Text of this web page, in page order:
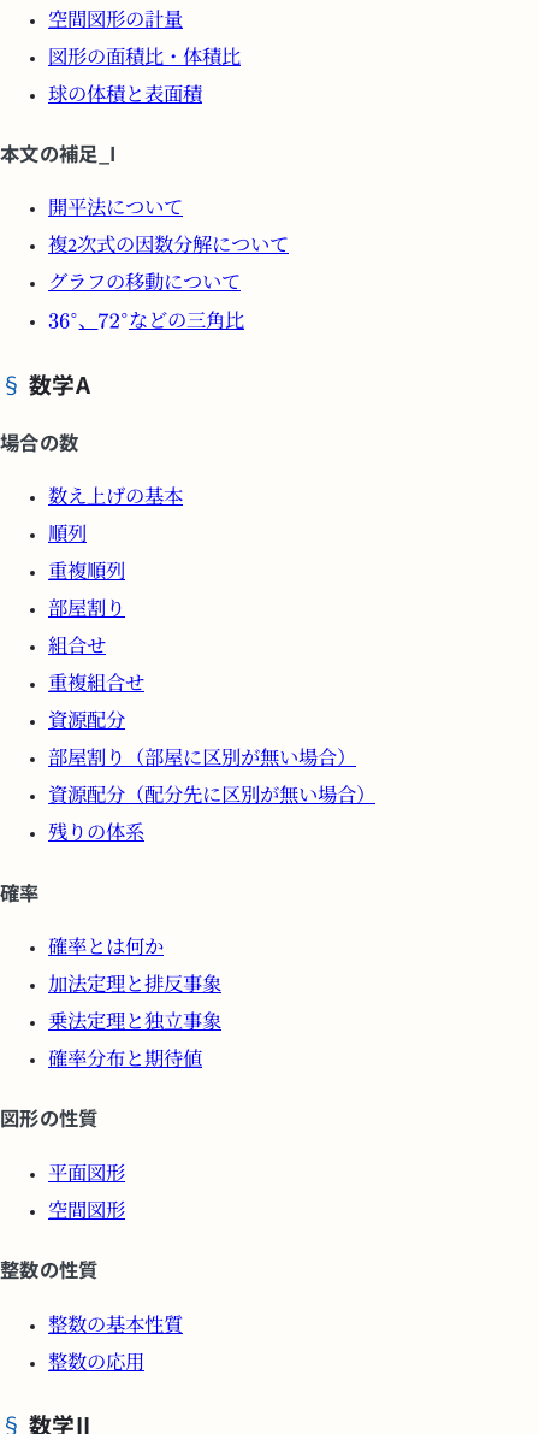
空間図形の計量
図形の面積比・体積比
球の体積と表面積
本文の補足_I
開平法について
複2次式の因数分解について
グラフの移動について
、
などの三角比
数学A
場合の数
数え上げの基本
順列
重複順列
部屋割り
組合せ
重複組合せ
資源配分
部屋割り（部屋に区別が無い場合）
資源配分（配分先に区別が無い場合）
残りの体系
確率
確率とは何か
加法定理と排反事象
乗法定理と独立事象
確率分布と期待値
図形の性質
平面図形
空間図形
整数の性質
整数の基本性質
整数の応用
数学II